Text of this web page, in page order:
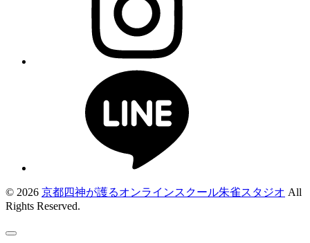
© 2026 京都四神が護るオンラインスクール朱雀スタジオ All
Rights Reserved.